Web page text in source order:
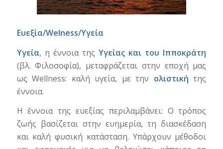
Ευεξία/Welness/Υγεία
Υγεία, η έννοια τηςΥγείας και του Ιπποκράτη
(βλ. Φιλοσοφία), μεταφράζεται στην εποχή μας
ως Wellness: καλή υγεία, με την ολιστική της
έννοια.
Η έννοια της ευεξίας περιλαμβάνει: Ο τρόπος
ζωής βασίζεται στην ευημερία, τη διασκέδαση
και καλή φυσική κατάσταση. Υπάρχουν μέθοδοι